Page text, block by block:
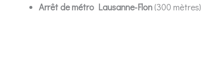
Arrêt de métro Lausanne-Flon(300 mètres)